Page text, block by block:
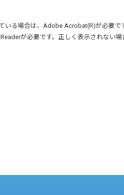
いる場合は、 Adobe Acrobat(R)が必要で
が必要です。正しく表示されない